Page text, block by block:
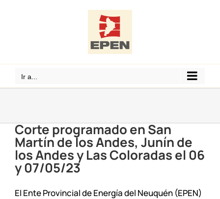
Ir a...
Corte programado en San
Martín de los Andes, Junín de
los Andes y Las Coloradas el 06
y 07/05/23
El Ente Provincial de Energía del Neuquén (EPEN)